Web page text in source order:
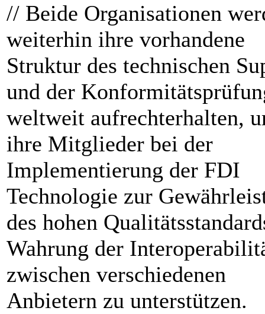
// Beide Organisationen
weiterhin ihre vorhandene
Struktur des technischen
und der
weltweit aufrechterhalten,
ihre Mitglieder bei der
Implementierung der FDI
Technologie zur
des hohen
Wahrung der
zwischen verschiedenen
Anbietern zu unterstützen.